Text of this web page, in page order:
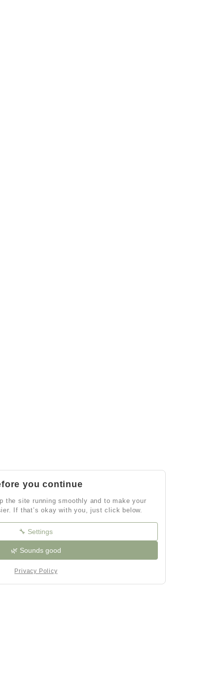
you continue
the site running smoothly and to make your
If that’s okay with you, just click below.
🔧 Settings
🌿 Sounds good
Privacy Policy